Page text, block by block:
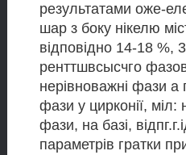
результатами оже-
шар з боку нікелю
відповідно 14-18 %,
ренттшвсысчго
нерівноважні фази а
фази у цирконії, міл:
фази, на базі,
параметрів гратки